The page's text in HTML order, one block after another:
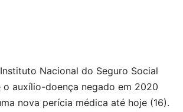
Nacional do Seguro Social
o auxílio-doença negado em 2020
nova perícia médica até hoje (16).